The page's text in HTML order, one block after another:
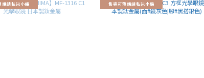
購請私訊小編 售完可預購請私訊小編